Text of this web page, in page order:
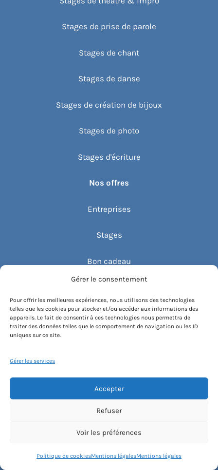
Gérer le consentement
Pour offrir les meilleures expériences, nous utilisons des technologies
telles que les cookies pour stocker et/ou accéder aux informations des
appareils. Le fait de consentir à ces technologies nous permettra de
traiter des données telles que le comportement de navigation ou les ID
uniques sur ce site.
Gérer les services
Accepter
Refuser
Voir les préférences
Politique de cookiesMentions légalesMentions légales
Stages de prise de parole
Stages de chant
Stages de danse
Stages de création de bijoux
Stages de photo
Stages d'écriture
Nos offres
Entreprises
Stages
Bon cadeau
Le concept
Compte client.e
Contactez-nous
Mentions légales